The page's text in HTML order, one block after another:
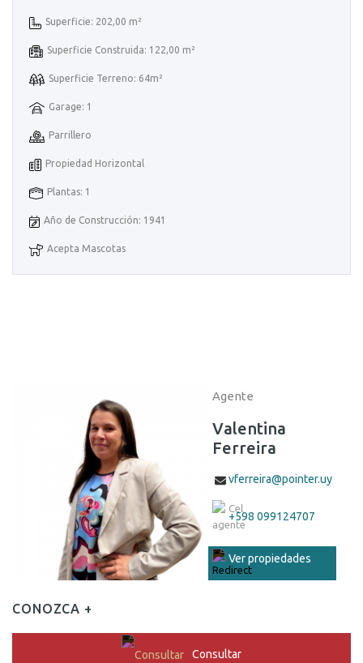
Superficie: 202,00 m²
Superficie Construida: 122,00 m²
Superficie Terreno: 64m²
Garage: 1
Parrillero
Propiedad Horizontal
Plantas: 1
Año de Construcción: 1941
Acepta Mascotas
Agente
Valentina
Ferreira
vferreira@pointer.uy
+598 099124707
Ver propiedades
CONOZCA +
Consultar